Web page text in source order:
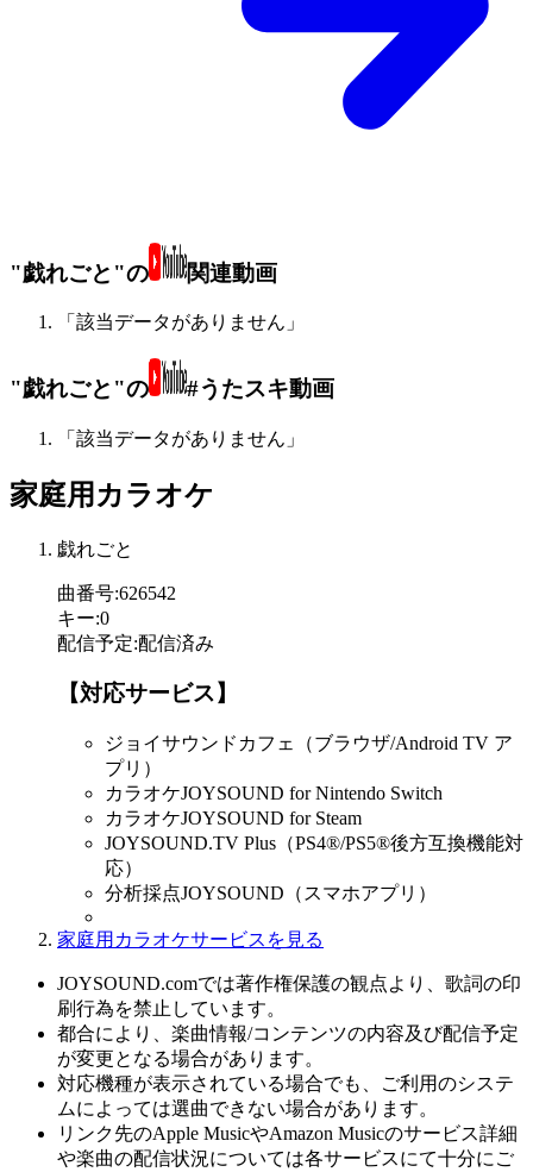
"戯れごと"の 関連動画
「該当データがありません」
"戯れごと"の #うたスキ動画
「該当データがありません」
家庭用カラオケ
戯れごと
曲番号:626542
キー:0
配信予定:配信済み
【対応サービス】
ジョイサウンドカフェ（ブラウザ/Android TV ア
プリ）
カラオケJOYSOUND for Nintendo Switch
カラオケJOYSOUND for Steam
JOYSOUND.TV Plus（PS4®/PS5®後方互換機能対
応）
分析採点JOYSOUND（スマホアプリ）
家庭用カラオケサービスを見る
JOYSOUND.comでは著作権保護の観点より、歌詞の印
刷行為を禁止しています。
都合により、楽曲情報/コンテンツの内容及び配信予定
が変更となる場合があります。
対応機種が表示されている場合でも、ご利用のシステ
ムによっては選曲できない場合があります。
リンク先のApple MusicやAmazon Musicのサービス詳細
や楽曲の配信状況については各サービスにて十分にご